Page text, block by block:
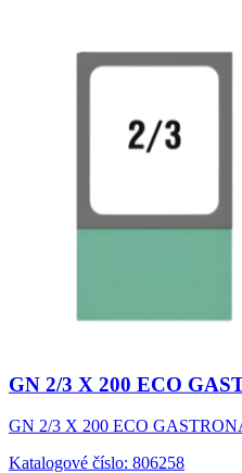
GN 2/3 X 200 ECO
GN 2/3 X 200 ECO
Katalogové číslo: 806258